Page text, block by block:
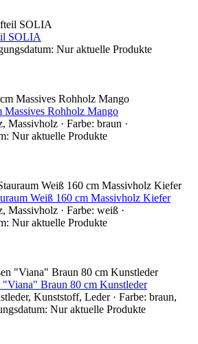
SOLIA
Nur aktuelle Produkte
Rohholz Mango
· Farbe: braun ·
Nur aktuelle Produkte
Weiß 160 cm Massivholz Kiefer
Massivholz · Farbe: weiß ·
Nur aktuelle Produkte
Braun 80 cm Kunstleder
Kunststoff, Leder · Farbe: braun,
Nur aktuelle Produkte